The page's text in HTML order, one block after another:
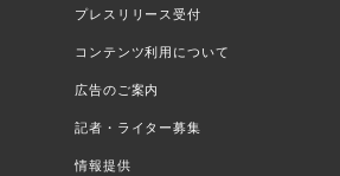
プレスリリース受付
コンテンツ利用について
広告のご案内
記者・ライター募集
情報提供